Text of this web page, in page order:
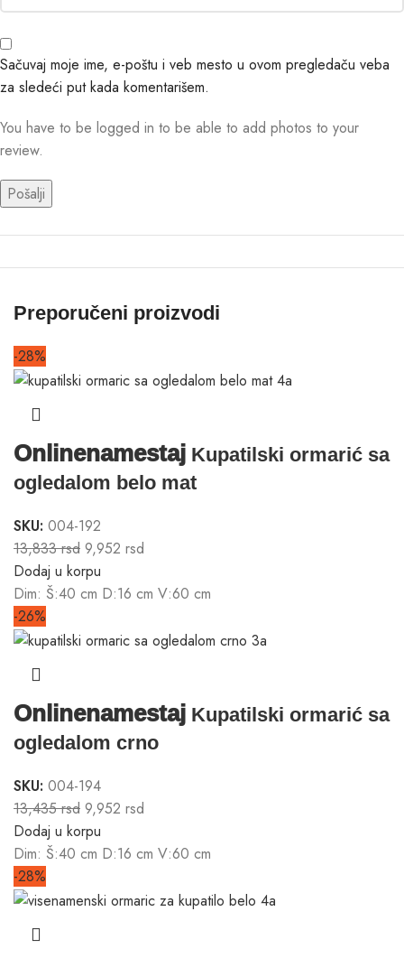
Sačuvaj moje ime, e-poštu i veb mesto u ovom pregledaču veba
za sledeći put kada komentarišem.
You have to be logged in to be able to add photos to your
review.
Preporučeni proizvodi
-28%
Onlinenamestaj Kupatilski ormarić sa
ogledalom belo mat
SKU: 004-192
13,833rsd 9,952 rsd
Dodaj u korpu
Dim: Š:40 cm D:16 cm V:60 cm
-26%
Onlinenamestaj Kupatilski ormarić sa
ogledalom crno
SKU: 004-194
13,435rsd 9,952 rsd
Dodaj u korpu
Dim: Š:40 cm D:16 cm V:60 cm
-28%